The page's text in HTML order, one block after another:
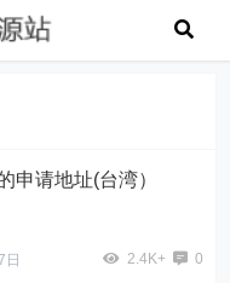
申请地址(台湾）
日 2.4K+ 0